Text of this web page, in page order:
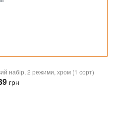
набір, 2 режими, хром (1 сорт)
грн